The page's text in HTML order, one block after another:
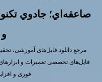
صاعقه‌اي؛ جادوي
مرجع دانلود فایل‌های آموزشی،
فایل‌های تخصصی تعمیرات و ابزارهای
فوری و